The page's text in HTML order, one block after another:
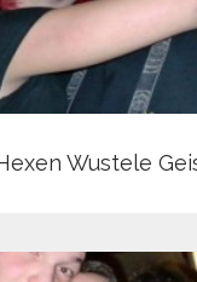
Wustele